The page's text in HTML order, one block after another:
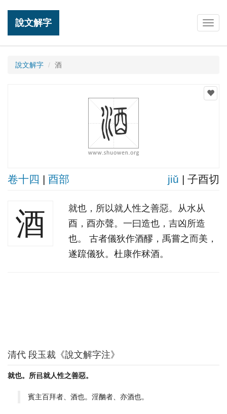
說文解字
說文解字 酒
卷十四 | 酉部 jiǔ | 子酉切
酒
就也，所以就人性之善惡。从水从
酉，酉亦聲。一曰造也，吉凶所造
也。 古者儀狄作酒醪，禹嘗之而美，
遂䟽儀狄。杜康作秫酒。
清代 段玉裁《說文解字注》
就也。所㠯就人性之善惡。
賓主百拜者、酒也。淫酗者、亦酒也。